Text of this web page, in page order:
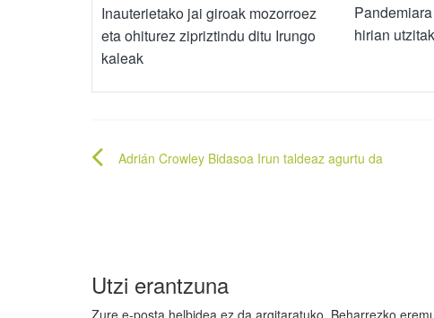
Inauterietako jai giroak mozorroez
eta ohiturez zipriztindu ditu Irungo
kaleak
hirian
Bidalketetan
Adrián Crowley Bidasoa Irun taldeaz agurtu da
Utzi erantzuna
Zure e-posta helbidea ez da argitaratuko. Beharrezko